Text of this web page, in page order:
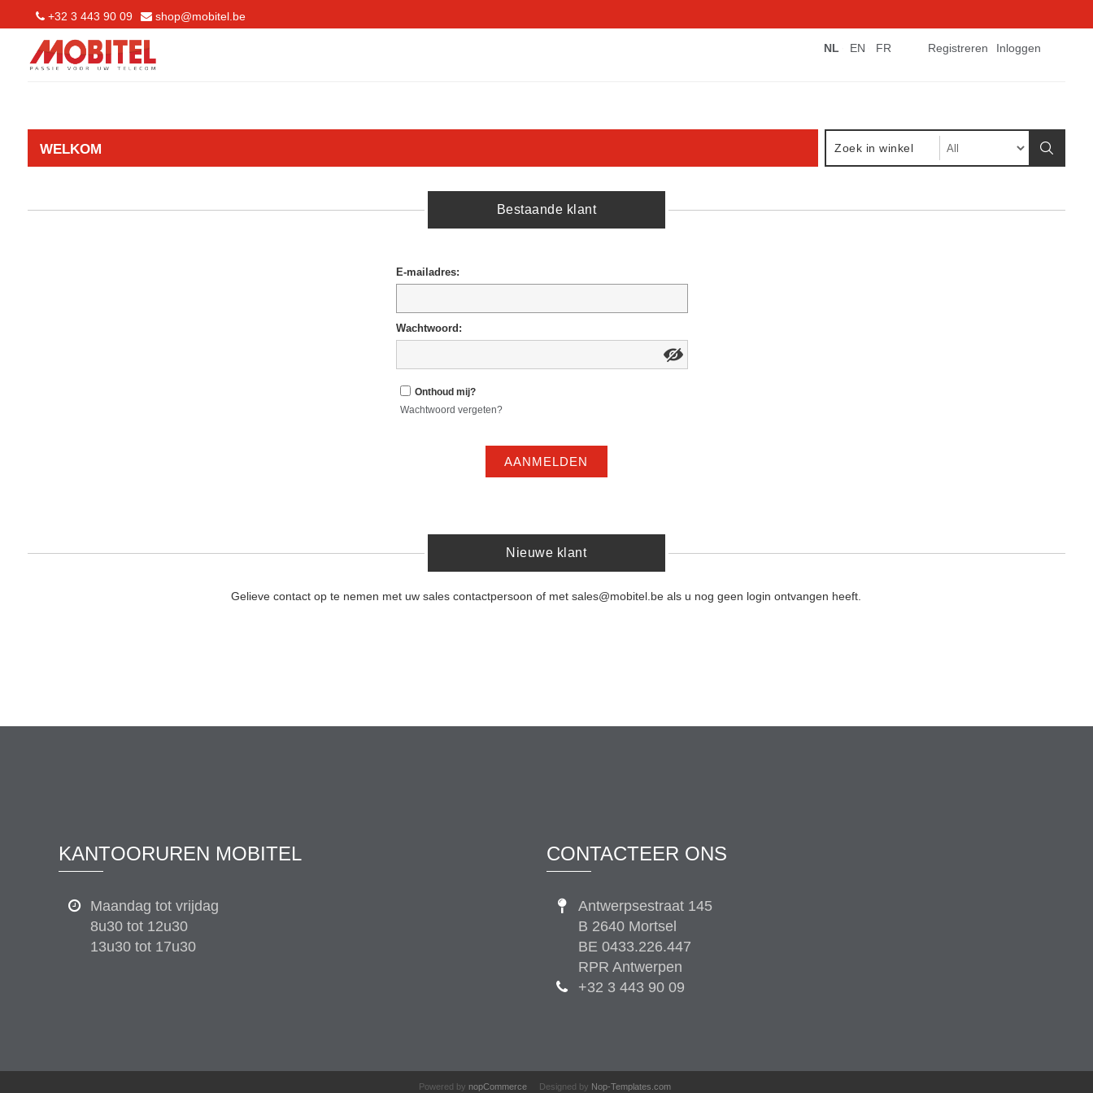
+32 3 443 90 09 shop@mobitel.be
Registreren Inloggen
NL EN FR
WELKOM
Bestaande klant
E-mailadres:
Wachtwoord:
Onthoud mij?
Wachtwoord vergeten?
AANMELDEN
Nieuwe klant
Gelieve contact op te nemen met uw sales contactpersoon of met sales@mobitel.be als u nog geen login ontvangen heeft.
KANTOORUREN MOBITEL
Maandag tot vrijdag
8u30 tot 12u30
13u30 tot 17u30
CONTACTEER ONS
Antwerpsestraat 145
B 2640 Mortsel
BE 0433.226.447
RPR Antwerpen
+32 3 443 90 09
Powered by nopCommerce Designed by Nop-Templates.com